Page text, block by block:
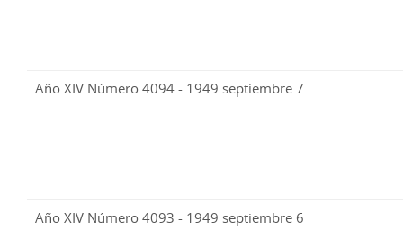
Año XIV Número 4094 - 1949 septiembre 7
Año XIV Número 4093 - 1949 septiembre 6